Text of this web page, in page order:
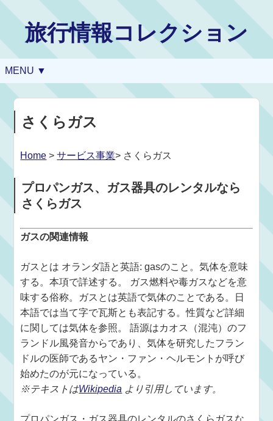
旅行情報コレクション
MENU ▼
さくらガス
Home >サービス事業> さくらガス
プロパンガス、ガス器具のレンタルなら
さくらガス
ガスの関連情報
ガスとは オランダ語と英語: gasのこと。気体を意味
する。本項で詳述する。 ガス燃料や毒ガスなどを意
味する俗称。ガスとは英語で気体のことである。日
本語では当て字で瓦斯とも表記する。性質など詳細
に関しては気体を参照。 語源はカオス（混沌）のフ
ランドル風発音からであり、気体を研究したフラン
ドルの医師であるヤン・ファン・ヘルモントが呼び
始めたのが元になっている。
※テキストはWikipedia より引用しています。
プロパンガス・ガス器具のレンタルのさくらガスな